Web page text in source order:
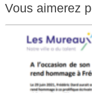
Vous aimerez